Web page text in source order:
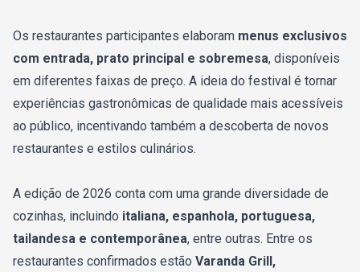
Os restaurantes participantes elaboram menus exclusivos
com entrada, prato principal e sobremesa, disponíveis
em diferentes faixas de preço. A ideia do festival é tornar
experiências gastronômicas de qualidade mais acessíveis
ao público, incentivando também a descoberta de novos
restaurantes e estilos culinários.
A edição de 2026 conta com uma grande diversidade de
cozinhas, incluindo italiana, espanhola, portuguesa,
tailandesa e contemporânea, entre outras. Entre os
restaurantes confirmados estão Varanda Grill,